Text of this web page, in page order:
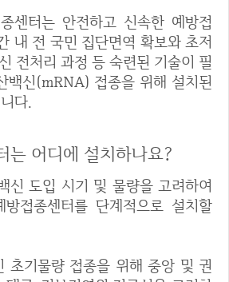
내 전 국민 집단면역 확보와 초저
전처리 과정 등 숙련된 기술이 필
백신(mRNA) 접종을 위해 설치된
다.
어디에 설치하나요?
접종센터를 단계적으로 설치할